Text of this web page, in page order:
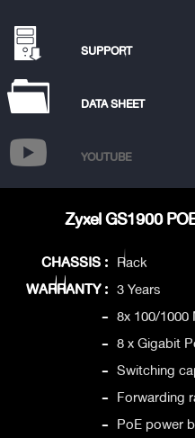
SUPPORT
DATA SHEET
YOUTUBE
Zyxel GS1900
CHASSIS : Rack
WARRANTY : 3 Years
- 8x 100/1000
- 8 x Gigabit
- Switching
- Forwarding
- PoE power